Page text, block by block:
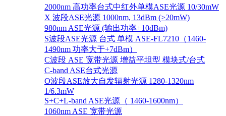
2000nm 高功率台式中红外单模ASE光源 10/30mW
X 波段ASE光源 1000nm, 13dBm (>20mW)
980nm ASE光源 (输出功率+10dBm)
S波段ASE光源 台式 单模 ASE-FL7210（1460-
1490nm 功率大于+7dBm）
C波段 ASE 宽带光源 增益平坦型 模块式/台式
C-band ASE台式光源
O波段ASE放大自发辐射光源 1280-1320nm
1/6.3mW
S+C+L-band ASE光源（ 1460-1600nm）
1060nm ASE 宽带光源